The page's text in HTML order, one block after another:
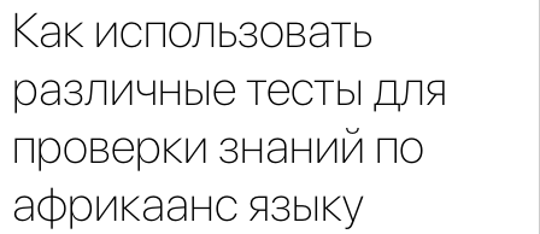
Как использовать
различные тесты для
проверки знаний по
африкаанс языку